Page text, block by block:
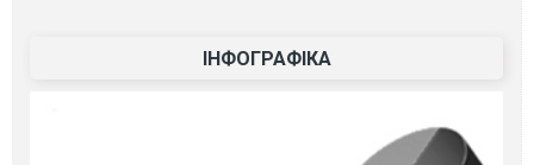
ІНФОГРАФІКА